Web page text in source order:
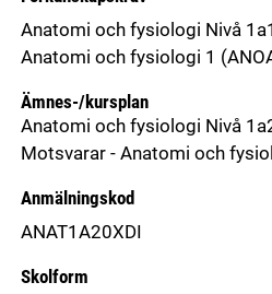
Anatomi och fysiologi Nivå
Anatomi och fysiologi 1
Ämnes-/kursplan
Anatomi och fysiologi Nivå
Motsvarar - Anatomi och
Anmälningskod
ANAT1A20XDI
Skolform